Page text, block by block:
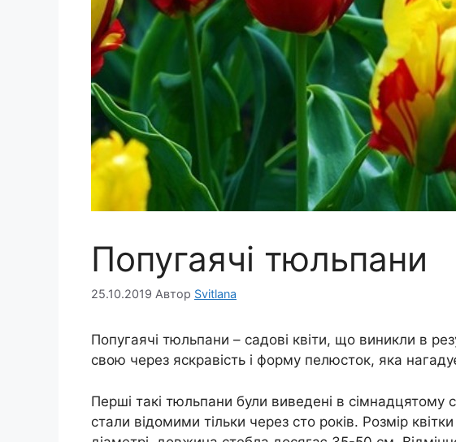
Попугаячі тюльпани
25.10.2019 Автор Svitlana
Попугаячі тюльпани – садові квіти, що виникли в
свою через яскравість і форму пелюсток, яка
Перші такі тюльпани були виведені в сімнадцятому
стали відомими тільки через сто років. Розмір